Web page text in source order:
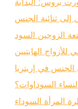
الزوجين السود
الهايتيين
الجنس في إريتريا
السوداوات؟
المرأة السوداء